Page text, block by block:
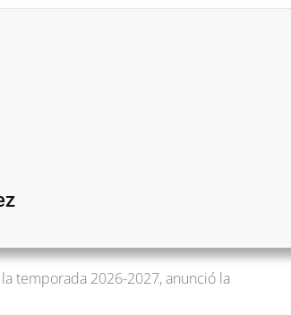
temporada 2026-2027, anunció la